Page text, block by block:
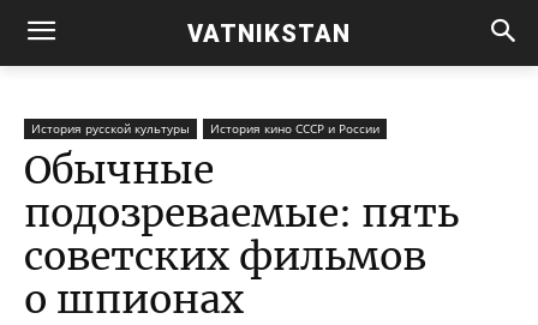
VATNIKSTAN
История русской культуры История кино СССР и России
Обычные
подозреваемые: пять
советских фильмов
о шпионах